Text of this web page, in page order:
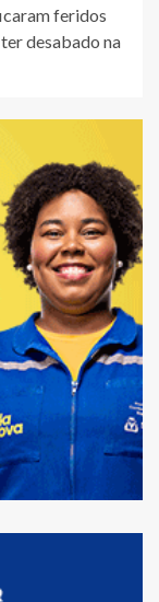
feridos
desabado na